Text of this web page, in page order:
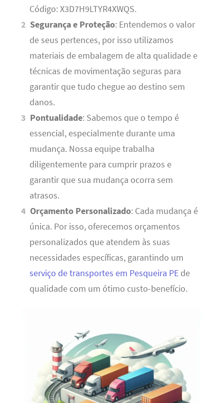
Código: X3D7H9LTYR4XWQS.
Segurança e Proteção: Entendemos o valor
de seus pertences, por isso utilizamos
materiais de embalagem de alta qualidade e
técnicas de movimentação seguras para
garantir que tudo chegue ao destino sem
danos.
Pontualidade: Sabemos que o tempo é
essencial, especialmente durante uma
mudança. Nossa equipe trabalha
diligentemente para cumprir prazos e
garantir que sua mudança ocorra sem
atrasos.
Orçamento Personalizado: Cada mudança é
única. Por isso, oferecemos orçamentos
personalizados que atendem às suas
necessidades específicas, garantindo um
serviço de transportes em Pesqueira PEde
qualidade com um ótimo custo-benefício.